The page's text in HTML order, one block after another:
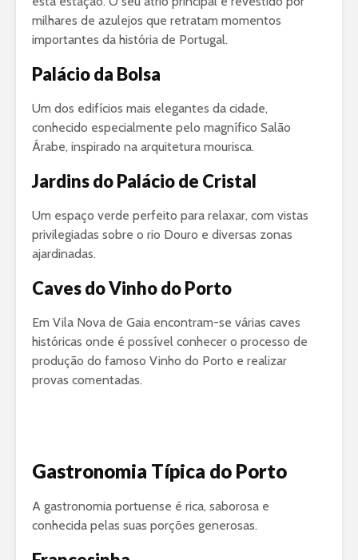
milhares de azulejos que retratam momentos
importantes da história de Portugal.
Palácio da Bolsa
Um dos edifícios mais elegantes da cidade,
conhecido especialmente pelo magnífico Salão
Árabe, inspirado na arquitetura mourisca.
Jardins do Palácio de Cristal
Um espaço verde perfeito para relaxar, com vistas
privilegiadas sobre o rio Douro e diversas zonas
ajardinadas.
Caves do Vinho do Porto
Em Vila Nova de Gaia encontram-se várias caves
históricas onde é possível conhecer o processo de
produção do famoso Vinho do Porto e realizar
provas comentadas.
Gastronomia Típica do Porto
A gastronomia portuense é rica, saborosa e
conhecida pelas suas porções generosas.